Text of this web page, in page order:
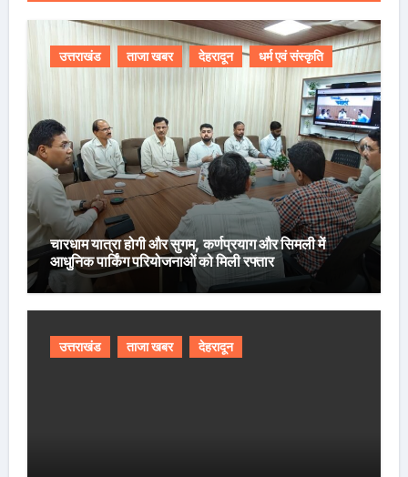
उत्तराखंड ताजा खबर देहरादून धर्म एवं संस्कृति
चारधाम यात्रा होगी और सुगम, कर्णप्रयाग और सिमली में
आधुनिक पार्किंग परियोजनाओं को मिली रफ्तार
उत्तराखंड ताजा खबर देहरादून